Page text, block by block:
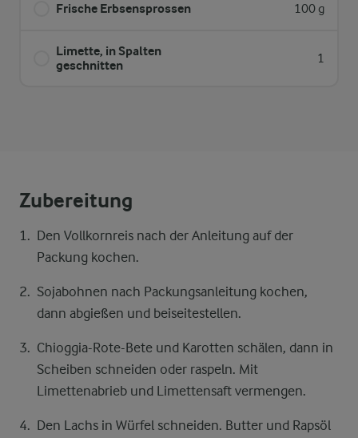
Frische Erbsensprossen 100 g
Limette, in Spalten
geschnitten
1
Zubereitung
Den Vollkornreis nach der Anleitung auf der
Packung kochen.
Sojabohnen nach Packungsanleitung kochen,
dann abgießen und beiseitestellen.
Chioggia-Rote-Bete und Karotten schälen, dann in
Scheiben schneiden oder raspeln. Mit
Limettenabrieb und Limettensaft vermengen.
Den Lachs in Würfel schneiden. Butter und Rapsöl